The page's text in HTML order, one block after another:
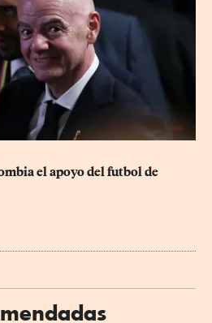
el apoyo del futbol de